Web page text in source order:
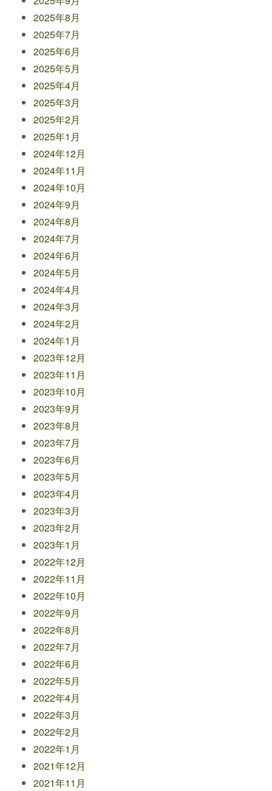
2025年8月
2025年7月
2025年6月
2025年5月
2025年4月
2025年3月
2025年2月
2025年1月
2024年12月
2024年11月
2024年10月
2024年9月
2024年8月
2024年7月
2024年6月
2024年5月
2024年4月
2024年3月
2024年2月
2024年1月
2023年12月
2023年11月
2023年10月
2023年9月
2023年8月
2023年7月
2023年6月
2023年5月
2023年4月
2023年3月
2023年2月
2023年1月
2022年12月
2022年11月
2022年10月
2022年9月
2022年8月
2022年7月
2022年6月
2022年5月
2022年4月
2022年3月
2022年2月
2022年1月
2021年12月
2021年11月